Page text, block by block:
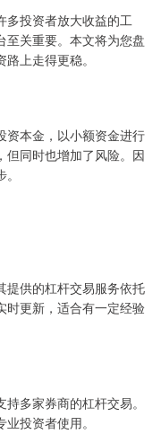
多投资者放大收益的工
至关重要。本文将为您盘
上走得更稳。
资本金，以小额资金进行
但同时也增加了风险。因
提供的杠杆交易服务依托
时更新，适合有一定经验
多家券商的杠杆交易。
投资者使用。